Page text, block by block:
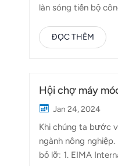
làn sóng tiến bộ
tiêu cực của biến
học và công nghệ
ĐỌC THÊM
Hội chợ máy
Jan 24, 2024
Khi chúng ta bước
ngành nông
bỏ lỡ: 1. EIMA